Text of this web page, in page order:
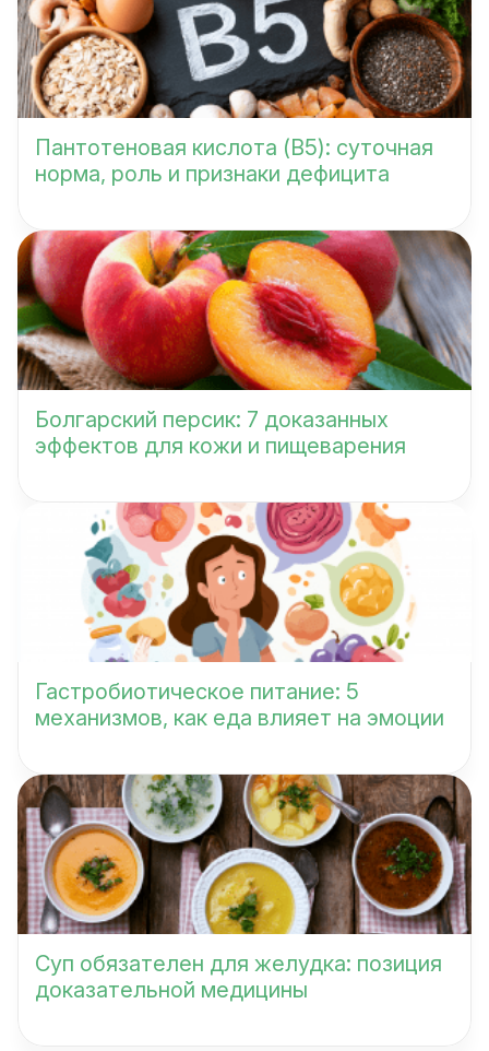
Пантотеновая кислота (B5): суточная
норма, роль и признаки дефицита
Болгарский персик: 7 доказанных
эффектов для кожи и пищеварения
Гастробиотическое питание: 5
механизмов, как еда влияет на эмоции
Суп обязателен для желудка: позиция
доказательной медицины